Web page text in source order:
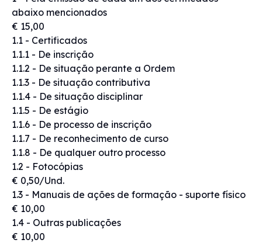
abaixo mencionados
€ 15,00
1.1 - Certificados
1.1.1 - De inscrição
1.1.2 - De situação perante a Ordem
1.1.3 - De situação contributiva
1.1.4 - De situação disciplinar
1.1.5 - De estágio
1.1.6 - De processo de inscrição
1.1.7 - De reconhecimento de curso
1.1.8 - De qualquer outro processo
1.2 - Fotocópias
€ 0,50/Und.
1.3 - Manuais de ações de formação - suporte físico
€ 10,00
1.4 - Outras publicações
€ 10,00